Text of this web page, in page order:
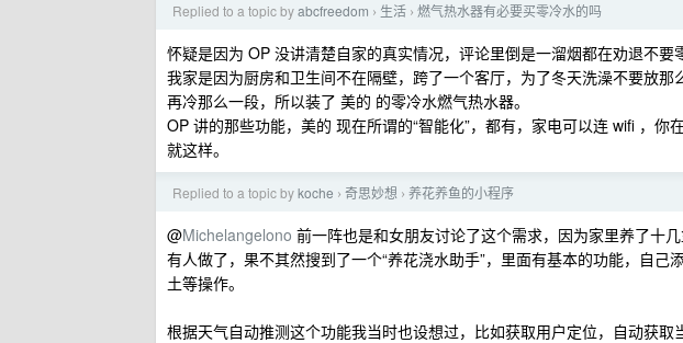
Replied to a topic byabcfreedom › 生活 › 燃气热水器有必要买零冷水的吗
怀疑是因为 OP 没讲清楚自家的真实情况，评论里倒是一溜烟都在劝退不要
我家是因为厨房和卫生间不在隔壁，跨了一个客厅，为了冬天洗澡不要放
再冷那么一段，所以装了 美的 的零冷水燃气热水器。
OP 讲的那些功能，美的 现在所谓的“智能化”，都有，家电可以连 wifi ，你
就这样。
Replied to a topic bykoche › 奇思妙想 › 养花养鱼的小程序
@Michelangelono 前一阵也是和女朋友讨论了这个需求，因为家里养了十
有人做了，果不其然搜到了一个“养花浇水助手”，里面有基本的功能，自
土等操作。
根据天气自动推测这个功能我当时也设想过，比如获取用户定位，自动获